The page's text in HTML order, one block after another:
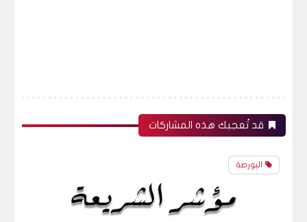
قد تُعجبك هذه المشاركات
البورصة